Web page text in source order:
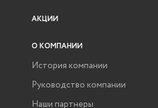
АКЦИИ
О КОМПАНИИ
История компании
Руководство компании
Наши партнеры